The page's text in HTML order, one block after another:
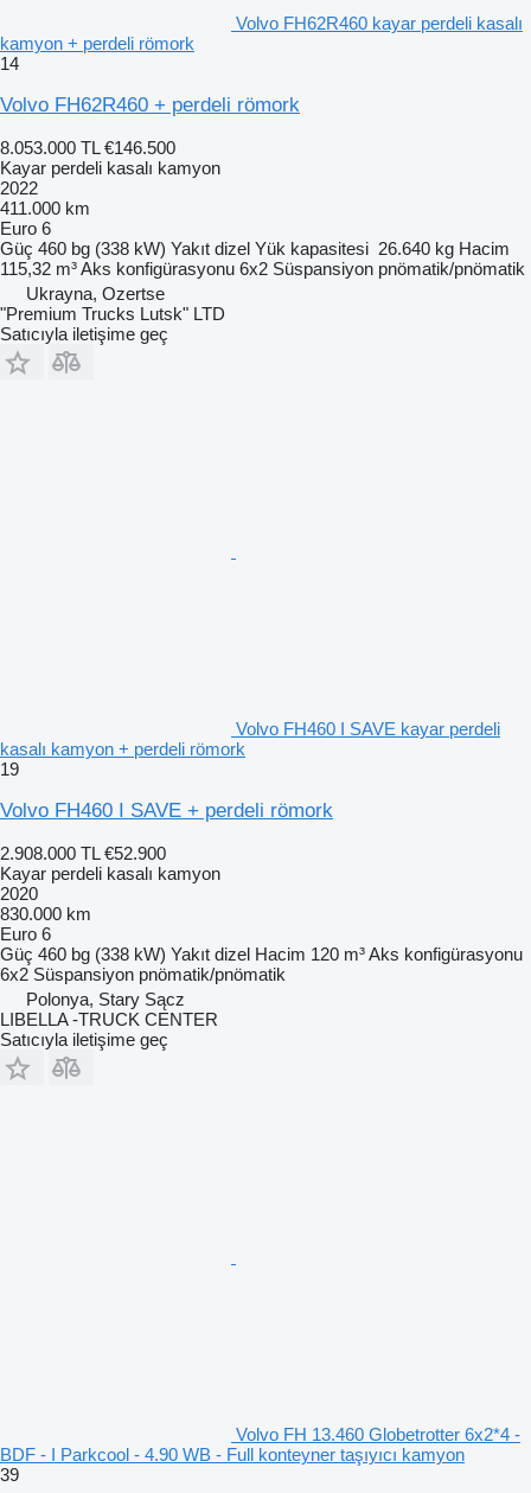
Volvo FH62R460 kayar perdeli kasalı
kamyon + perdeli römork
14
Volvo FH62R460 + perdeli römork
8.053.000 TL €146.500
Kayar perdeli kasalı kamyon
2022
411.000 km
Euro 6
Güç 460 bg (338 kW) Yakıt dizel Yük kapasitesi 26.640 kg Hacim
115,32 m³Aks konfigürasyonu 6x2 Süspansiyon pnömatik/pnömatik
Ukrayna, Ozertse
"Premium Trucks Lutsk" LTD
Satıcıyla iletişime geç
Volvo FH460 I SAVE kayar perdeli
kasalı kamyon + perdeli römork
19
Volvo FH460 I SAVE + perdeli römork
2.908.000 TL €52.900
Kayar perdeli kasalı kamyon
2020
830.000 km
Euro 6
Güç 460 bg (338 kW) Yakıt dizel Hacim 120 m³Aks konfigürasyonu
6x2 Süspansiyon pnömatik/pnömatik
Polonya, Stary Sącz
LIBELLA -TRUCK CENTER
Satıcıyla iletişime geç
Volvo FH 13.460 Globetrotter 6x2*4 -
BDF - I Parkcool - 4.90 WB - Full konteyner taşıyıcı kamyon
39